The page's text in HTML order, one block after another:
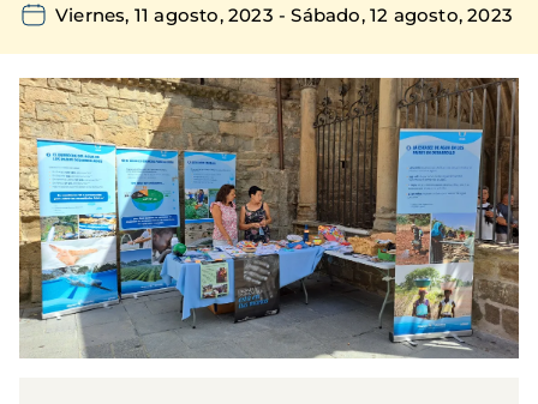
Viernes, 11 agosto, 2023 -Sábado, 12 agosto, 2023